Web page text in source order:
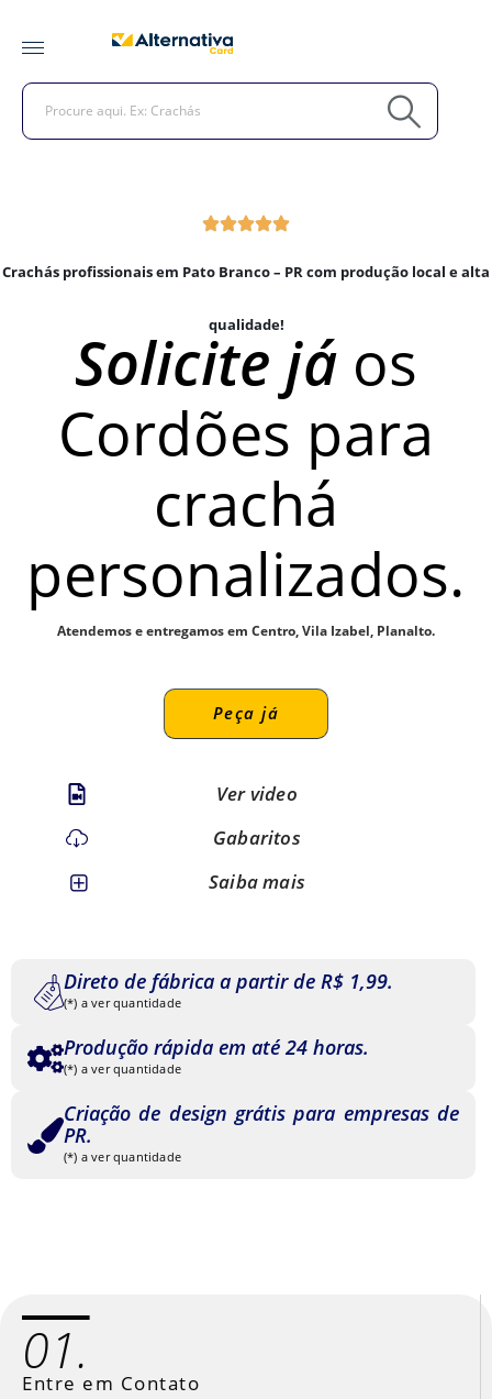
Crachás profissionais em Pato Branco – PR com produção local e alta
qualidade!
Solicite já os
Cordões para
crachá
personalizados.
Atendemos e entregamos em Centro, Vila Izabel, Planalto.
Peça já
Ver video
Gabaritos
Saiba mais
Direto de fábrica a partir de R$ 1,99.
(*) a ver quantidade
Produção rápida em até 24 horas.
(*) a ver quantidade
Criação de design grátis para empresas de
PR.
(*) a ver quantidade
01.
Entre em Contato